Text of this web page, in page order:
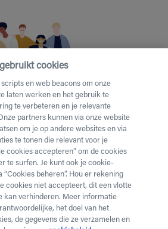
Ziekenfonds kan je rekenen op
van €25 per jaar. Je kan de
enkel aankopen via de
cookies
en web beacons om onze
laten werken en het gebruik te
te verbeteren en je relevante
partners kunnen via onze website
om je op andere websites en via
te tonen die relevant voor je
cookies accepteren” om de cookies
te surfen. Je kunt ook je cookie-
beheren”. Hou er rekening
cookies niet accepteert, dit een vlotte
kan verhinderen. Meer informatie
het doel van het
de gegevens die ze verzamelen en